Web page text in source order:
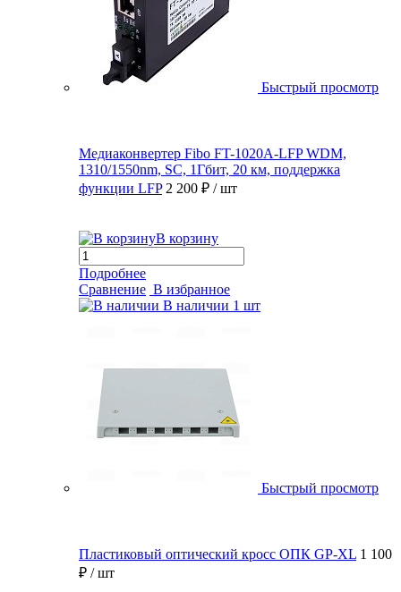
Быстрый просмотр
Медиаконвертер Fibo FT-1020A-LFP WDM,
1310/1550nm, SC, 1Гбит, 20 км, поддержка
функции LFP 2 200 ₽ / шт
В корзину
Подробнее
Сравнение В избранное
В наличии 1 шт
Быстрый просмотр
Пластиковый оптический кросс ОПК GP-XL 1 100
₽ / шт